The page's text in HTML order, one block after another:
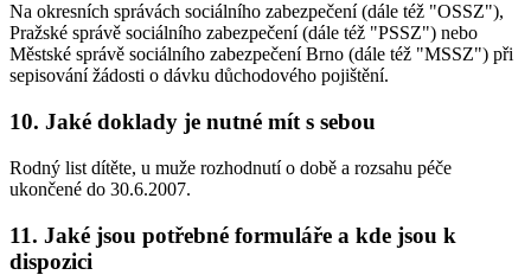
Na okresních správách sociálního zabezpečení (dále též "OSSZ"),
Pražské správě sociálního zabezpečení (dále též "PSSZ") nebo
Městské správě sociálního zabezpečení Brno (dále též "MSSZ") při
sepisování žádosti o dávku důchodového pojištění.
10. Jaké doklady je nutné mít s sebou
Rodný list dítěte, u muže rozhodnutí o době a rozsahu péče
ukončené do 30.6.2007.
11. Jaké jsou potřebné formuláře a kde jsou k
dispozici